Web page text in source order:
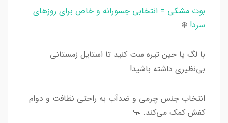
بوت مشکی = انتخابی جسورانه و خاص برای روزهای
سرد! ❄️
با لگ یا جین تیره ست کنید تا استایل زمستانی
بی‌نظیری داشته باشید!
انتخاب جنس چرمی و ضدآب به راحتی نظافت و دوام
کفش کمک می‌کند. 🧼